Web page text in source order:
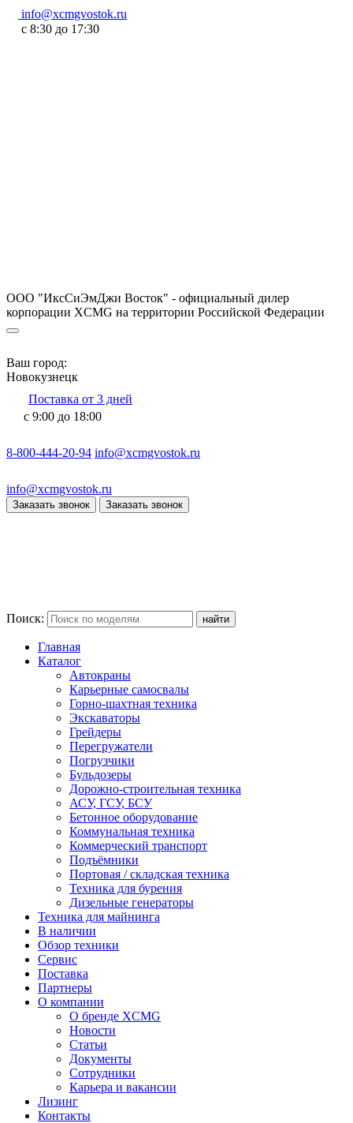
info@xcmgvostok.ru
с 8:30 до 17:30
ООО "ИксСиЭмДжи Восток" - официальный дилер
корпорации XCMG на территории Российской Федерации
Ваш город:
Новокузнецк
Поставка от 3 дней
с 9:00 до 18:00
8-800-444-20-94 info@xcmgvostok.ru
info@xcmgvostok.ru
Заказать звонок Заказать звонок
Поиск:
Главная
Каталог
Автокраны
Карьерные самосвалы
Горно-шахтная техника
Экскаваторы
Грейдеры
Перегружатели
Погрузчики
Бульдозеры
Дорожно-строительная техника
АСУ, ГСУ, БСУ
Бетонное оборудование
Коммунальная техника
Коммерческий транспорт
Подъёмники
Портовая / складская техника
Техника для бурения
Дизельные генераторы
Техника для майнинга
В наличии
Обзор техники
Сервис
Поставка
Партнеры
О компании
О бренде XCMG
Новости
Статьи
Документы
Сотрудники
Карьера и вакансии
Лизинг
Контакты